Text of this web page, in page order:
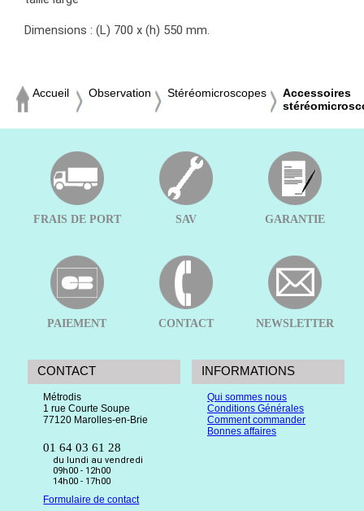
Dimensions : (L) 700 x (h) 550 mm.
Accueil Observation Stéréomicroscopes
Accessoires
FRAIS DE PORT SAV GARANTIE
PAIEMENT CONTACT NEWSLETTER
CONTACT
Métrodis
1 rue Courte Soupe
77120 Marolles-en-Brie
01 64 03 61 28
du lundi au vendredi
09h00 - 12h00
14h00 - 17h00
Formulaire de contact
INFORMATIONS
Qui sommes nous
Conditions Générales
Comment commander
Bonnes affaires